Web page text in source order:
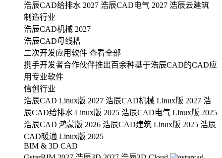
浩辰CAD给排水 2027 浩辰CAD电气 2027 浩辰云建筑
制造行业
浩辰CAD机械 2027
浩辰CAD母线槽
二次开发应用软件 查看全部
携手开发者合作伙伴推出百余种基于浩辰CAD的CAD应
用专业软件
信创行业
浩辰CAD Linux版 2027 浩辰CAD机械 Linux版 2027 浩
辰CAD给排水 Linux版 2025 浩辰CAD电气 Linux版 2025
浩辰CAD 鸿蒙版 2026 浩辰CAD建筑 Linux版 2025 浩辰
CAD暖通 Linux版 2025
BIM & 3D CAD